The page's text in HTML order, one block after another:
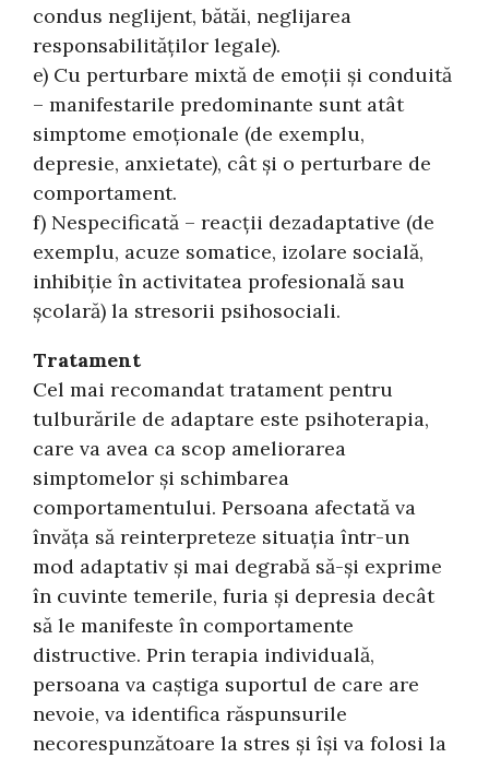
condus neglijent, bătăi, neglijarea
responsabilităţilor legale).
e) Cu perturbare mixtă de emoţii şi conduită
– manifestarile predominante sunt atât
simptome emoţionale (de exemplu,
depresie, anxietate), cât şi o perturbare de
comportament.
f) Nespecificată – reacţii dezadaptative (de
exemplu, acuze somatice, izolare socială,
inhibiţie în activitatea profesională sau
şcolară) la stresorii psihosociali.
Tratament
Cel mai recomandat tratament pentru
tulburările de adaptare este psihoterapia,
care va avea ca scop ameliorarea
simptomelor şi schimbarea
comportamentului. Persoana afectată va
învăţa să reinterpreteze situaţia într-un
mod adaptativ şi mai degrabă să-şi exprime
în cuvinte temerile, furia şi depresia decât
să le manifeste în comportamente
distructive. Prin terapia individuală,
persoana va caştiga suportul de care are
nevoie, va identifica răspunsurile
necorespunzătoare la stres şi îşi va folosi la